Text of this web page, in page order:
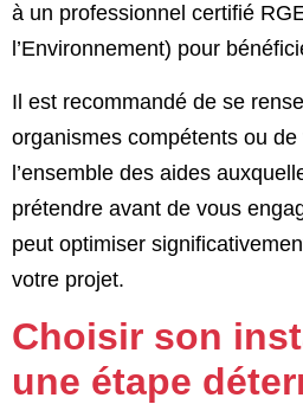
à un professionnel certifié
l’Environnement) pour
Il est recommandé de se
organismes compétents ou
l’ensemble des aides
prétendre avant de vous
peut optimiser
votre projet.
Choisir son
une étape